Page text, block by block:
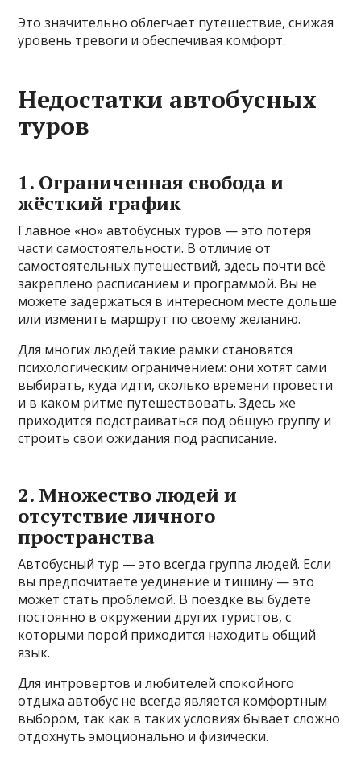
Это значительно облегчает путешествие, снижая
уровень тревоги и обеспечивая комфорт.
Недостатки автобусных
туров
1. Ограниченная свобода и
жёсткий график
Главное «но» автобусных туров — это потеря
части самостоятельности. В отличие от
самостоятельных путешествий, здесь почти всё
закреплено расписанием и программой. Вы не
можете задержаться в интересном месте дольше
или изменить маршрут по своему желанию.
Для многих людей такие рамки становятся
психологическим ограничением: они хотят сами
выбирать, куда идти, сколько времени провести
и в каком ритме путешествовать. Здесь же
приходится подстраиваться под общую группу и
строить свои ожидания под расписание.
2. Множество людей и
отсутствие личного
пространства
Автобусный тур — это всегда группа людей. Если
вы предпочитаете уединение и тишину — это
может стать проблемой. В поездке вы будете
постоянно в окружении других туристов, с
которыми порой приходится находить общий
язык.
Для интровертов и любителей спокойного
отдыха автобус не всегда является комфортным
выбором, так как в таких условиях бывает сложно
отдохнуть эмоционально и физически.